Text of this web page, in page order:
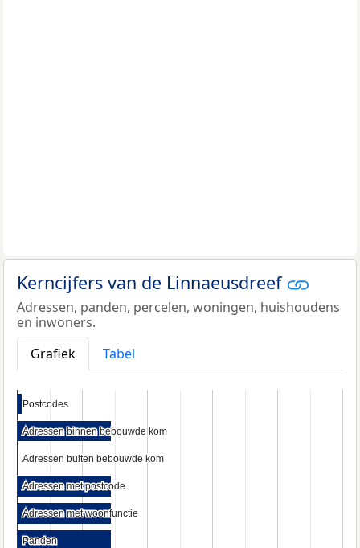
Kerncijfers van de Linnaeusdreef
Adressen, panden, percelen, woningen, huishoudens
en inwoners.
Grafiek
Tabel
Postcodes
Postcodes
Adressen binnen bebouwde kom
Adressen binnen bebouwde kom
Adressen buiten bebouwde kom
Adressen buiten bebouwde kom
Adressen met postcode
Adressen met postcode
Adressen met woonfunctie
Adressen met woonfunctie
Panden
Panden